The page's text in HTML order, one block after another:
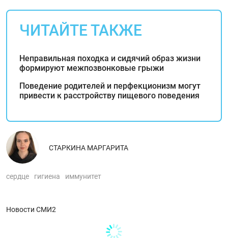
ЧИТАЙТЕ ТАКЖЕ
Неправильная походка и сидячий образ жизни
формируют межпозвонковые грыжи
Поведение родителей и перфекционизм могут
привести к расстройству пищевого поведения
СТАРКИНА МАРГАРИТА
сердце гигиена иммунитет
Новости СМИ2